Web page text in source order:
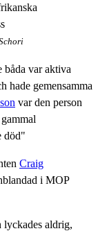
båda var aktiva
hade gemensamma
var den person
död"
Craig
i MOP
lyckades aldrig,